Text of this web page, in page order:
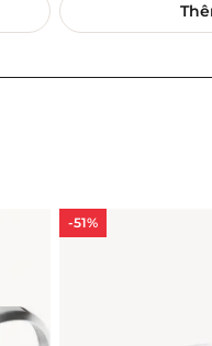
-51%